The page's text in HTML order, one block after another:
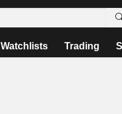
Watchlists Trading